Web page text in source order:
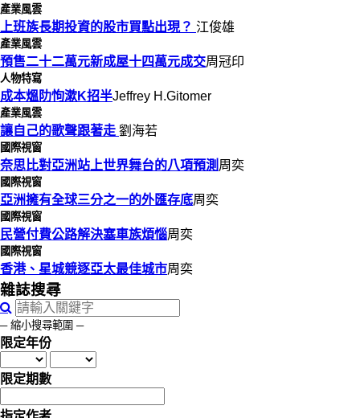
產業風雲
上班族長期投資的股市買點出現？ 江俊雄
產業風雲
預售二十二萬元新成屋十四萬元成交周冠印
人物特寫
成本熅阞怐漱K招半Jeffrey H.Gitomer
產業風雲
讓自己的歌聲跟著走 劉海若
國際視窗
奈思比對亞洲站上世界舞台的八項預測 周奕
國際視窗
亞洲擁有全球三分之一的外匯存底周奕
國際視窗
民營付費公路解決塞車族煩惱周奕
國際視窗
香港、星城競逐亞太最佳城市周奕
雜誌搜尋
─ 縮小搜尋範圍 ─
限定年份
限定期數